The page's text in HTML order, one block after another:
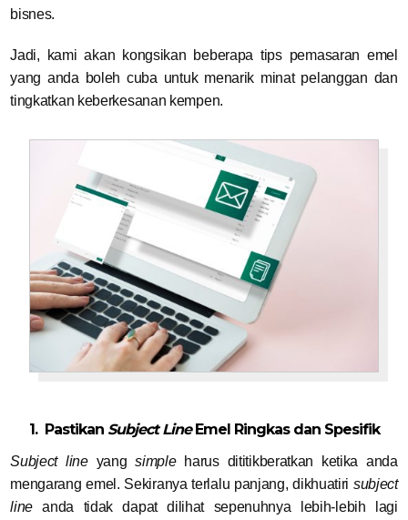
bisnes.
Jadi, kami akan kongsikan beberapa tips pemasaran emel
yang anda boleh cuba untuk menarik minat pelanggan dan
tingkatkan keberkesanan kempen.
1. Pastikan Subject LineEmel Ringkas dan Spesifik
Subject lineyangsimpleharus dititikberatkan ketika anda
mengarang emel. Sekiranya terlalu panjang, dikhuatiri subject
line anda tidak dapat dilihat sepenuhnya lebih-lebih lagi